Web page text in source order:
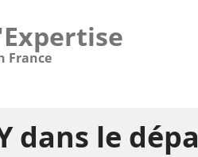
France
dans le